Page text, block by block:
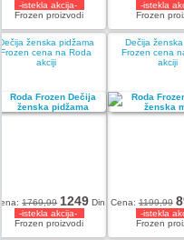
-istekla akcija-
Frozen proizvodi
-istekla
Frozen
ženska pidžama
Frozen cena na Roda
akciji
1769,99 1249 Din
-istekla akcija-
Frozen proizvodi
Dečija
Frozen cena
akciji
Cena:1199,99
-istekla
Frozen